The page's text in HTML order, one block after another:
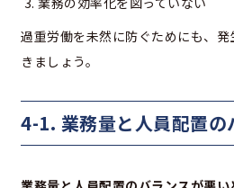
過重労働を未然に防ぐためにも、
きましょう。
4-1. 業務量と人員配置の